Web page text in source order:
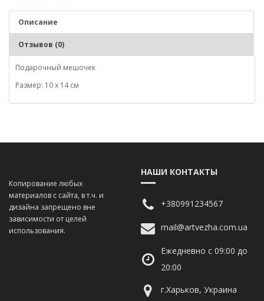
Описание
Отзывов (0)
Подарочный мешочек
Размер: 10 х 14 см
Копирование любых
материалов с сайта, в т.ч. и
дизайна запрещено вне
зависимости от целей
использования.
НАШИ КОНТАКТЫ
+380991234567
mail@artvezha.com.ua
Ежедневно с 09:00 до
20:00
г.Харьков, Украина